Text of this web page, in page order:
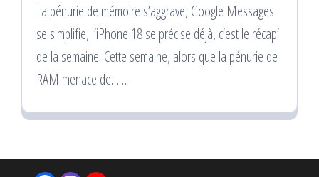
La pénurie de mémoire s’aggrave, Google Messages
se simplifie, l’iPhone 18 se précise déjà, c’est le récap’
de la semaine. Cette semaine, alors que la pénurie de
RAM menace de……